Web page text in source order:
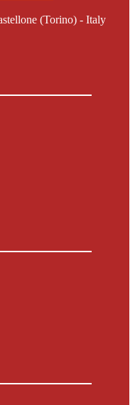
(Torino) - Italy